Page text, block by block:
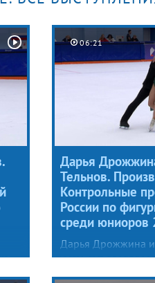
06:21
Дарья
Тельнов.
Контрольные
России по
среди юниоров
Дарья Дрожжина
заметно